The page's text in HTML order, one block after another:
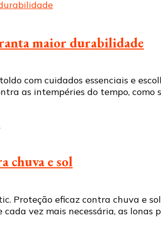
maior durabilidade
com cuidados essenciais e
as intempéries do tempo, como
chuva e sol
Proteção eficaz contra chuva e
vez mais necessária, as lonas